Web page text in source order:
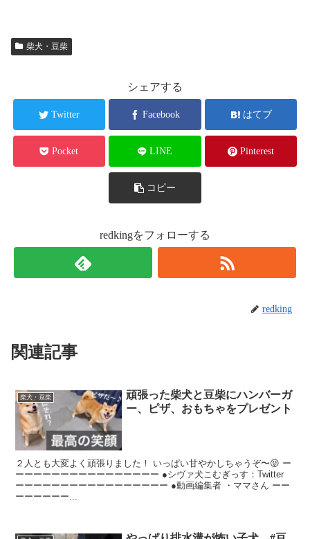
柴犬・豆柴
シェアする
Twitter Facebook はてブ
Pocket LINE Pinterest
コピー
redkingをフォローする
redking
関連記事
柴犬・豆柴
頑張った柴犬と豆柴にハンバーガ
ー、ピザ、おもちゃをプレゼント
２人とも大変よく頑張りました！ いっぱい甘やかしちゃうぞ〜😝 ー
ーーーーーーーーーーーーーーーー ●シヴァ犬こむぎっす：Twitter
ーーーーーーーーーーーーーーーーー ●動画編集者 ・ママさん ーー
ーーーーーー...